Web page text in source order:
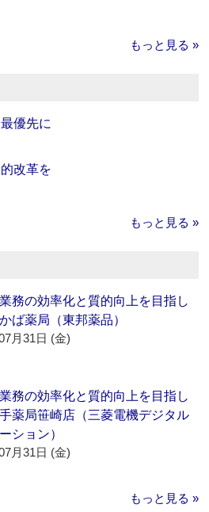
もっと見る »
優先に
改革を
もっと見る »
業務の効率化と質的向上を目指し
ば薬局（東邦薬品）
月31日 (金)
業務の効率化と質的向上を目指し
薬局笹崎店（三菱電機デジタル
ション）
月31日 (金)
もっと見る »